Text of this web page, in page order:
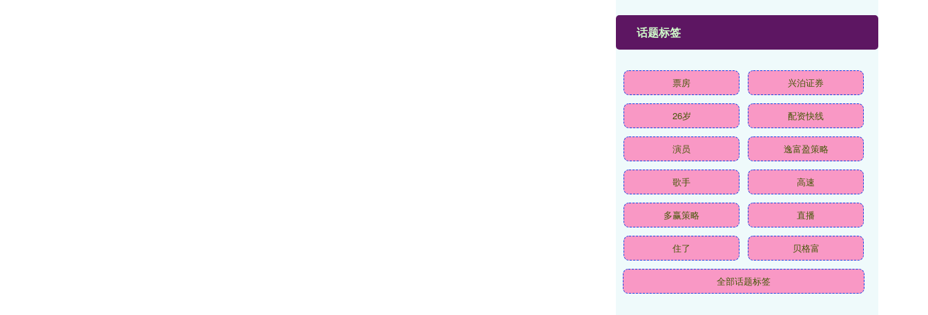
话题标签
票房 兴泊证券
26岁 配资快线
演员 逸富盈策略
歌手 高速
多赢策略 直播
住了 贝格富
全部话题标签